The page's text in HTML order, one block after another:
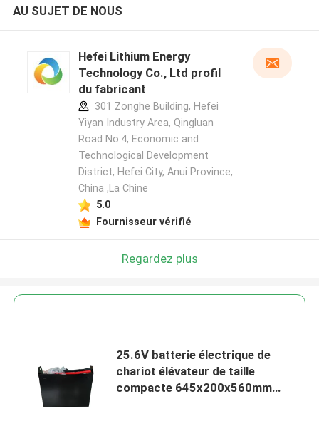
AU SUJET DE NOUS
Hefei Lithium Energy
Technology Co., Ltd profil
du fabricant
301 Zonghe Building, Hefei
Yiyan Industry Area, Qingluan
Road No.4, Economic and
Technological Development
District, Hefei City, Anui Province,
China ,La Chine
5.0
Fournisseur vérifié
Regardez plus
25.6V batterie électrique de
chariot élévateur de taille
compacte 645x200x560mm